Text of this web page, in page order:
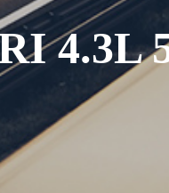
4.3L